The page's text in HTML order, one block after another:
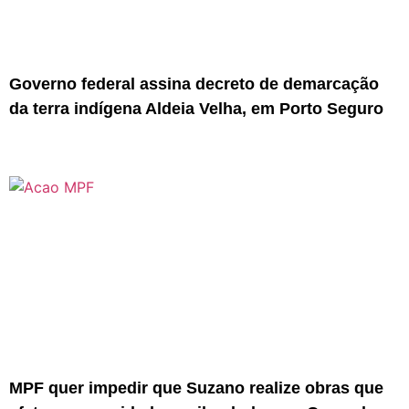
Governo federal assina decreto de demarcação
da terra indígena Aldeia Velha, em Porto Seguro
MPF quer impedir que Suzano realize obras que